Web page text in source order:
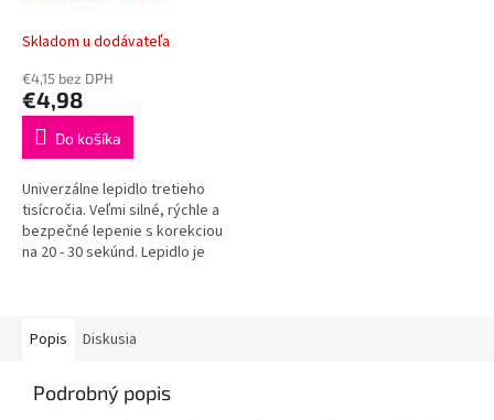
Skladom u dodávateľa
€4,15 bez DPH
€4,98
Do košíka
Univerzálne lepidlo tretieho
tisícročia. Veľmi silné, rýchle a
bezpečné lepenie s korekciou
na 20 - 30 sekúnd. Lepidlo je
Popis
Diskusia
Podrobný popis